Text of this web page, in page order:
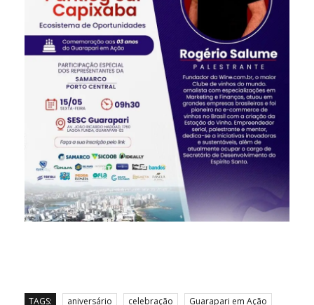
TAGS: aniversário celebração Guarapari em Ação